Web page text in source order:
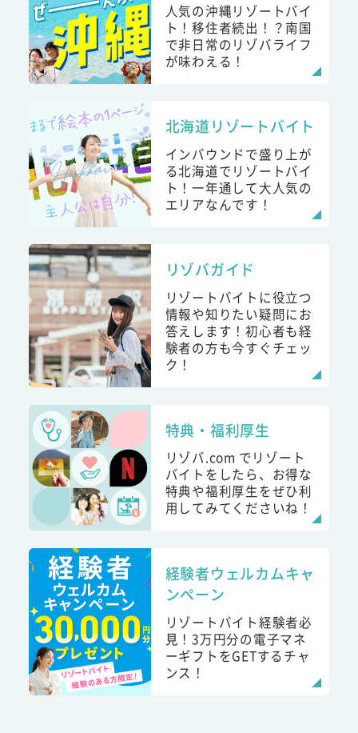
人気の沖縄リゾートバイ
ト！移住者続出！？南国
で非日常のリゾバライフ
が味わえる！
北海道リゾートバイト
インバウンドで盛り上が
る北海道でリゾートバイ
ト！一年通して大人気の
エリアなんです！
リゾバガイド
リゾートバイトに役立つ
情報や知りたい疑問にお
答えします！初心者も経
験者の方も今すぐチェッ
ク！
特典・福利厚生
リゾバ.com でリゾート
バイトをしたら、お得な
特典や福利厚生をぜひ利
用してみてくださいね！
経験者ウェルカムキャ
ンペーン
リゾートバイト経験者必
見！3万円分の電子マネ
ーギフトをGETするチャ
ンス！